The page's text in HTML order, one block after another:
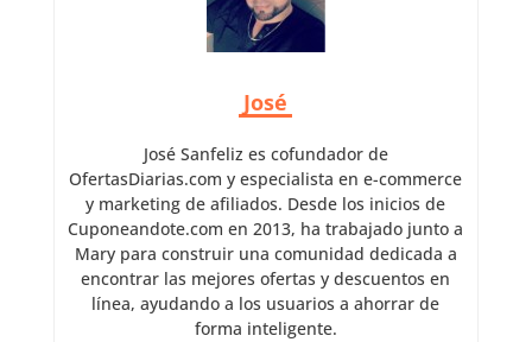
José
José Sanfeliz es cofundador de
OfertasDiarias.com y especialista en e-commerce
y marketing de afiliados. Desde los inicios de
Cuponeandote.com en 2013, ha trabajado junto a
Mary para construir una comunidad dedicada a
encontrar las mejores ofertas y descuentos en
línea, ayudando a los usuarios a ahorrar de
forma inteligente.